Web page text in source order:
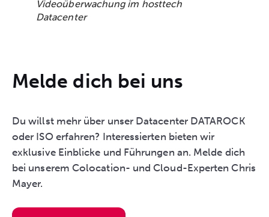
Videoüberwachung im hosttech
Datacenter
Melde dich bei uns
Du willst mehr über unser Datacenter DATAROCK
oder ISO erfahren? Interessierten bieten wir
exklusive Einblicke und Führungen an. Melde dich
bei unserem Colocation- und Cloud-Experten Chris
Mayer.